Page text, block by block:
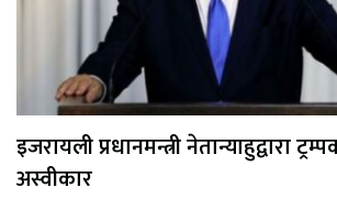
इजरायली प्रधानमन्त्री नेतान्याहुद्वारा
अस्वीकार